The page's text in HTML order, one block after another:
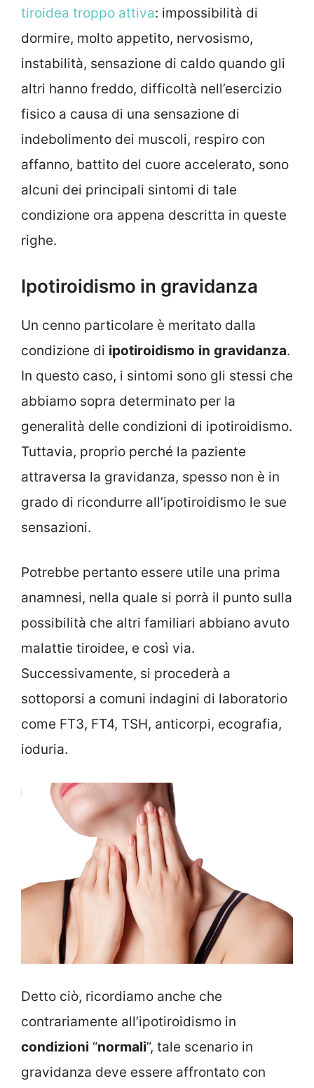
tiroidea troppo attiva: impossibilità di
dormire, molto appetito, nervosismo,
instabilità, sensazione di caldo quando gli
altri hanno freddo, difficoltà nell’esercizio
fisico a causa di una sensazione di
indebolimento dei muscoli, respiro con
affanno, battito del cuore accelerato, sono
alcuni dei principali sintomi di tale
condizione ora appena descritta in queste
righe.
Ipotiroidismo in gravidanza
Un cenno particolare è meritato dalla
condizione di ipotiroidismo in gravidanza.
In questo caso, i sintomi sono gli stessi che
abbiamo sopra determinato per la
generalità delle condizioni di ipotiroidismo.
Tuttavia, proprio perché la paziente
attraversa la gravidanza, spesso non è in
grado di ricondurre all’ipotiroidismo le sue
sensazioni.
Potrebbe pertanto essere utile una prima
anamnesi, nella quale si porrà il punto sulla
possibilità che altri familiari abbiano avuto
malattie tiroidee, e così via.
Successivamente, si procederà a
sottoporsi a comuni indagini di laboratorio
come FT3, FT4, TSH, anticorpi, ecografia,
ioduria.
Detto ciò, ricordiamo anche che
contrariamente all’ipotiroidismo in
condizioni “normali”, tale scenario in
gravidanza deve essere affrontato con